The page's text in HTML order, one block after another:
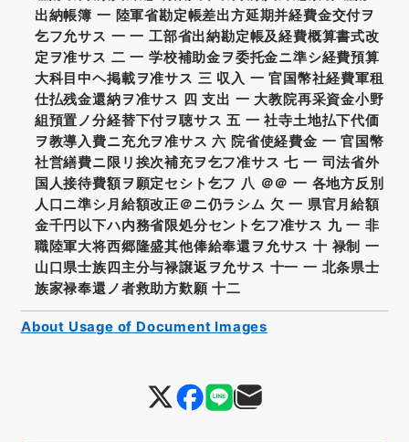
出納帳簿 一 陸軍省勘定帳差出方延期并経費金交付ヲ
乞フ允サス 一 一 工部省出納勘定帳及経費概算書式改
定ヲ准サス 二 一 学校補助金ヲ委托金ニ準シ経費預算
大科目中ヘ掲載ヲ准サス 三 収入 一 官国幣社経費軍租
仕払残金還納ヲ准サス 四 支出 一 大教院再采資金小野
組預置ノ分経替下付ヲ聴サス 五 一 社寺土地払下代価
ヲ教導入費ニ充允ヲ准サス 六 院省使経費金 一 官国幣
社営繕費ニ限リ挨次補充ヲ乞フ准サス 七 一 司法省外
国人接待費額ヲ願定セシト乞フ 八 ＠＠ 一 各地方反別
人口ニ準シ月給額改正＠ニ仍ラシム 欠 一 県官月給額
金千円以下ハ内務省限処分セント乞フ准サス 九 一 非
職陸軍大将西郷隆盛其他俸給奉還ヲ允サス 十 禄制 一
山口県士族四主分与禄譲返ヲ允サス 十一 一 北条県士
族家禄奉還ノ者救助方歎願 十二
About Usage of Document Images